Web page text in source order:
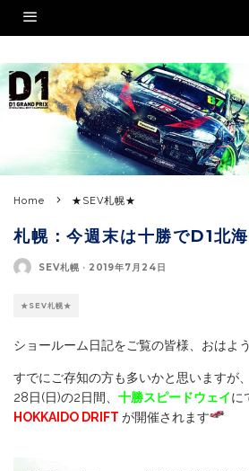
Home ★SEV札幌★
札幌：今週末は十勝でD1北海
SEV札幌 · 2019年7月24日
★SEV札幌★
ショールーム日記をご覧の皆様、おはよ
すでにご存知の方も多いかと思いますが
28日(日)の2日間、 十勝スピードウェイに
HOKKAIDO DRIFT が開催されます